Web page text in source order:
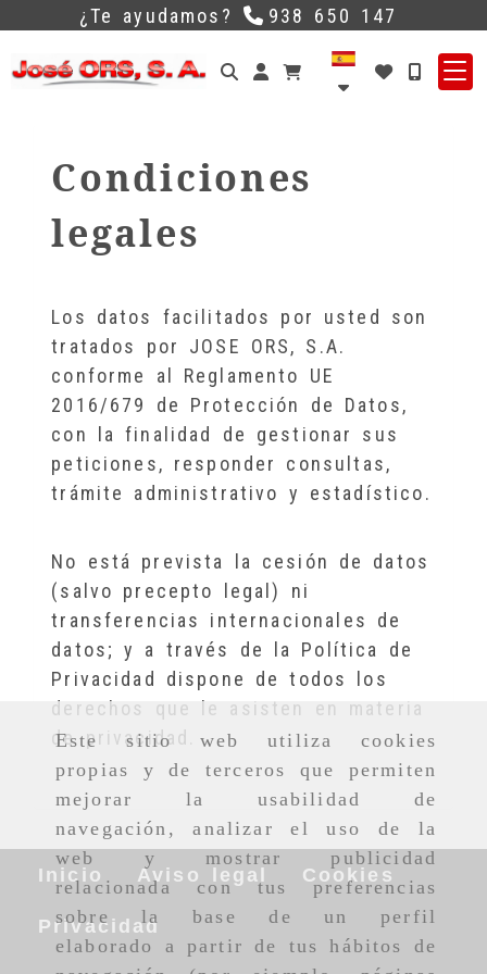
Este sitio web utiliza cookies
propias y de terceros que permiten
mejorar la usabilidad de
navegación, analizar el uso de la
web y mostrar publicidad
relacionada con tus preferencias
sobre la base de un perfil
elaborado a partir de tus hábitos de
Identifícate
¿Te ayudamos? 938 650 147
Condiciones
legales
Los datos facilitados por usted son
tratados por JOSE ORS, S.A.
conforme al Reglamento UE
2016/679 de Protección de Datos,
con la finalidad de gestionar sus
peticiones, responder consultas,
trámite administrativo y estadístico.
No está prevista la cesión de datos
(salvo precepto legal) ni
transferencias internacionales de
datos; y a través de la Política de
Privacidad dispone de todos los
derechos que le asisten en materia
de privacidad.
Inicio Aviso legal Cookies
Privacidad